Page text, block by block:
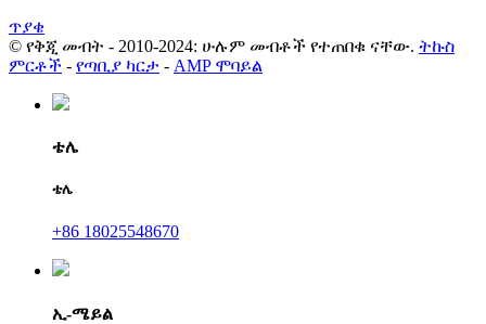
ጥያቄ
© የቅጂ መብት - 2010-2024: ሁሉም መብቶች የተጠበቁ ናቸው. ትኩስ
ምርቶች - የጣቢያ ካርታ - AMP ሞባይል
ቴሌ
ቴሌ
+86 18025548670
ኢ-ሜይል